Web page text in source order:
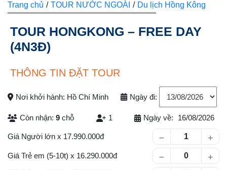
Trang chủ / TOUR NƯỚC NGOÀI / Du lịch Hồng Kông
TOUR HONGKONG – FREE DAY
(4N3Đ)
THÔNG TIN ĐẶT TOUR
Nơi khởi hành: Hồ Chí Minh Ngày đi:
Còn nhận: 9 chỗ
Số lượng khách
1 Ngày về: 16/08/2026
Giá Người lớn x 17.990.000
Giá Trẻ em (5-10t) x 16.290.000